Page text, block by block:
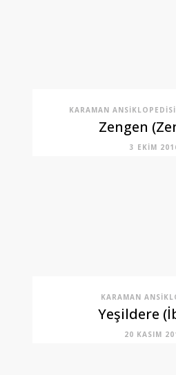
KARAMAN ANSIKLOPEDISI
Zengen
3 EKIM
KARAMAN
Yeşildere
20 KASIM